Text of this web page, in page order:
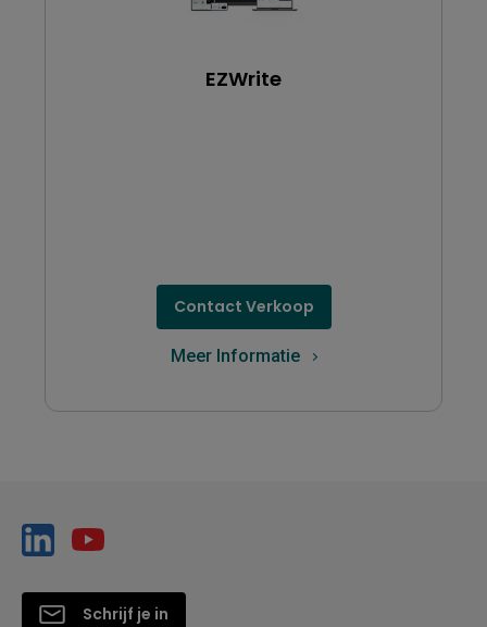
EZWrite
Contact Verkoop
Meer Informatie
Schrijf je in